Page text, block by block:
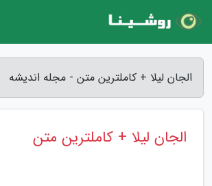
الجان لیلا + کاملترین متن - مجله اندیشه
الجان لیلا + کاملترین متن